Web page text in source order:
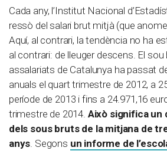
Cada any, l’Institut Nacional
ressò del salari brut mitjà (que
Aquí, al contrari, la tendència no ha
al contrari: de lleuger descens. El
assalariats de Catalunya ha passat
anuals el quart trimestre de 2012, a
període de 2013 i fins a 24.971,16
trimestre de 2014. Això significa un
dels sous bruts de la mitjana de
anys. Segons un informe de